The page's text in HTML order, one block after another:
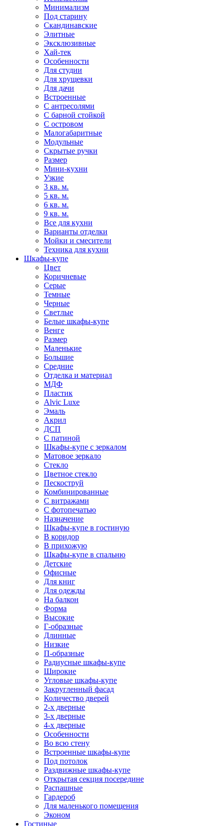
Минимализм
Под старину
Скандинавские
Элитные
Эксклюзивные
Хай-тек
Особенности
Для студии
Для хрущевки
Для дачи
Встроенные
С антресолями
С барной стойкой
С островом
Малогабаритные
Модульные
Скрытые ручки
Размер
Мини-кухни
Узкие
3 кв. м.
5 кв. м.
6 кв. м.
9 кв. м.
Все для кухни
Варианты отделки
Мойки и смесители
Техника для кухни
Шкафы-купе
Цвет
Коричневые
Серые
Темные
Черные
Светлые
Белые шкафы-купе
Венге
Размер
Маленькие
Большие
Средние
Отделка и материал
МДФ
Пластик
Alvic Luxe
Эмаль
Акрил
ДСП
С патиной
Шкафы-купе с зеркалом
Матовое зеркало
Стекло
Цветное стекло
Пескоструй
Комбинированные
С витражами
С фотопечатью
Назначение
Шкафы-купе в гостиную
В коридор
В прихожую
Шкафы-купе в спальню
Детские
Офисные
Для книг
Для одежды
На балкон
Форма
Высокие
Г-образные
Длинные
Низкие
П-образные
Радиусные шкафы-купе
Широкие
Угловые шкафы-купе
Закругленный фасад
Количество дверей
2-х дверные
3-х дверные
4-х дверные
Особенности
Во всю стену
Встроенные шкафы-купе
Под потолок
Раздвижные шкафы-купе
Открытая секция посередине
Распашные
Гардероб
Для маленького помещения
Эконом
Гостиные